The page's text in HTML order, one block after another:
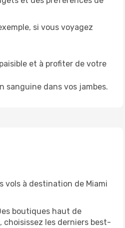
si vous voyagez
et à profiter de votre
dans vos jambes.
vols à destination de Miami
boutiques haut de
les derniers best-